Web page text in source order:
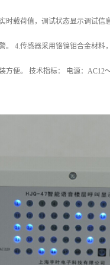
载荷值，调试状态显示调试
4.传感器采用铬镍钼合金材
便。 技术指标： 电源：AC12